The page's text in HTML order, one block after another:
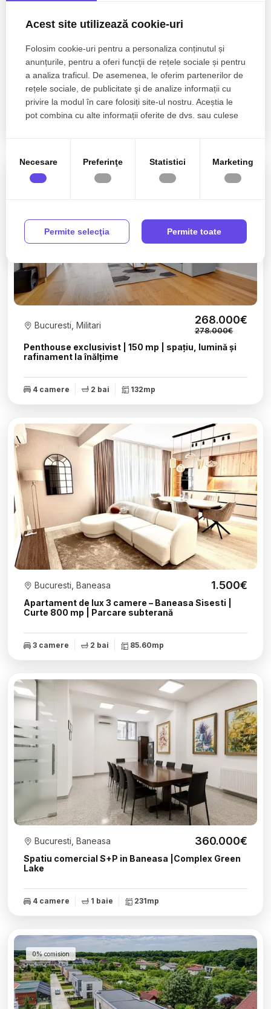
Vanzare penthouse Ghencea | Complex New
Residence | 2 locuri de parcare
Bucuresti, Ghencea 250.000€
0% comision
Penthouse exclusivist | 150 mp | spațiu, lumină și
rafinament la înălțime
Bucuresti, Militari 268.000€
278.000€
4 camere 2 bai 132mp
Apartament de lux 3 camere – Baneasa Sisesti |
Curte 800 mp | Parcare subterană
Bucuresti, Baneasa 1.500€
3 camere 2 bai 85.60mp
Spatiu comercial S+P in Baneasa |Complex Green
Lake
Bucuresti, Baneasa 360.000€
4 camere 1 baie 231mp
0% comision
Acest site utilizează cookie-uri
Folosim cookie-uri pentru a personaliza conținutul și
anunțurile, pentru a oferi funcţii de rețele sociale și pentru
a analiza traficul. De asemenea, le oferim partenerilor de
rețele sociale, de publicitate şi de analize informații cu
privire la modul în care folosiți site-ul nostru. Aceștia le
pot combina cu alte informații oferite de dvs. sau culese
Necesare Preferinţe Statistici Marketing
Permite selecţia Permite toate